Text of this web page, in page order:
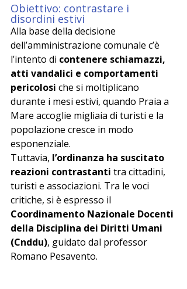
Obiettivo: contrastare i
disordini estivi
Alla base della decisione
dell’amministrazione comunale c’è
l’intento di contenere schiamazzi,
atti vandalici e comportamenti
pericolosi che si moltiplicano
durante i mesi estivi, quando Praia a
Mare accoglie migliaia di turisti e la
popolazione cresce in modo
esponenziale.
Tuttavia, l’ordinanza ha suscitato
reazioni contrastanti tra cittadini,
turisti e associazioni. Tra le voci
critiche, si è espresso il
Coordinamento Nazionale Docenti
della Disciplina dei Diritti Umani
(Cnddu), guidato dal professor
Romano Pesavento.